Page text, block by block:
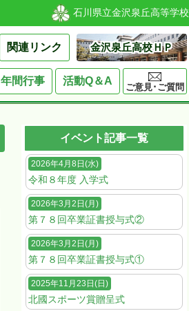
石川県立金沢泉丘高等学校
関連リンク 金沢泉丘高校ＨＰ
年間行事 活動Q＆A
ご意見･ご質問
イベント記事一覧
2026年4月8日(水)
令和８年度 入学式
2026年3月2日(月)
第７８回卒業証書授与式②
2026年3月2日(月)
第７８回卒業証書授与式①
2025年11月23日(日)
北國スポーツ賞贈呈式